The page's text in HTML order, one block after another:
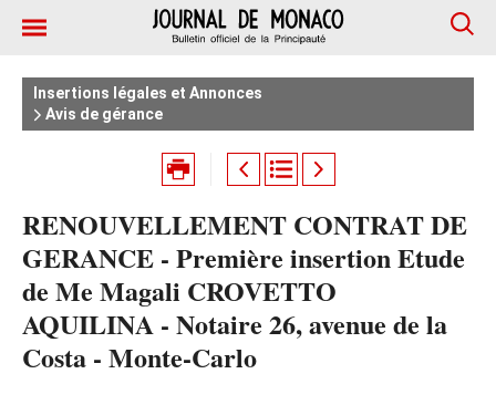
Insertions légales et Annonces
Avis de gérance
RENOUVELLEMENT CONTRAT DE
GERANCE - Première insertion Etude
de Me Magali CROVETTO
AQUILINA - Notaire 26, avenue de la
Costa - Monte-Carlo